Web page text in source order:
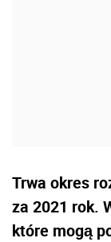
Trwa okres
za 2021 rok.
które mogą